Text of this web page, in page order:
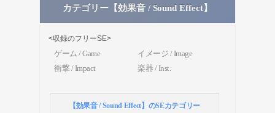
カテゴリー【効果音 / Sound Effect】
<収録のフリーSE>
ゲーム / Game
イメージ / Image
衝撃 / Impact
楽器 / Inst.
【効果音 / Sound Effect】のSEカテゴリー